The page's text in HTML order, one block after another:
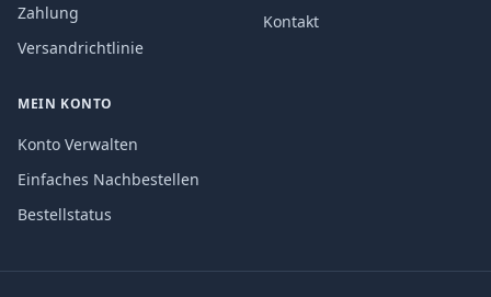
Zahlung
Versandrichtlinie
Kontakt
MEIN KONTO
Konto Verwalten
Einfaches Nachbestellen
Bestellstatus